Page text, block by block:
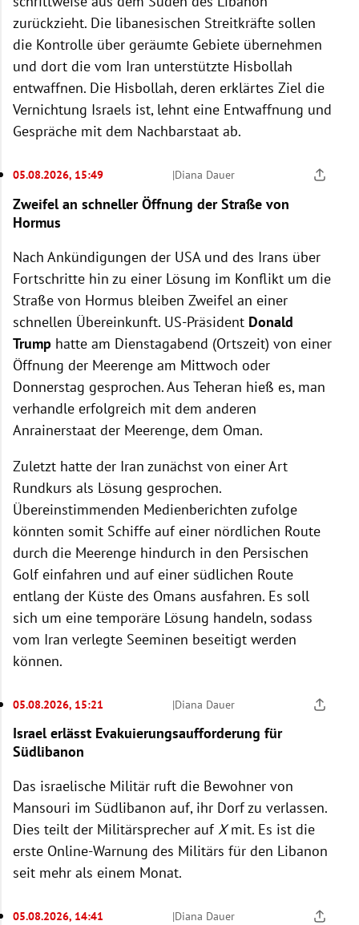
zurückzieht. Die libanesischen Streitkräfte sollen
die Kontrolle über geräumte Gebiete übernehmen
und dort die vom Iran unterstützte Hisbollah
entwaffnen. Die Hisbollah, deren erklärtes Ziel die
Vernichtung Israels ist, lehnt eine Entwaffnung und
Gespräche mit dem Nachbarstaat ab.
05.08.2026, 15:49 |Diana Dauer
Zweifel an schneller Öffnung der Straße von
Hormus
Nach Ankündigungen der USA und des Irans über
Fortschritte hin zu einer Lösung im Konflikt um die
Straße von Hormus bleiben Zweifel an einer
schnellen Übereinkunft. US-Präsident Donald
Trump hatte am Dienstagabend (Ortszeit) von einer
Öffnung der Meerenge am Mittwoch oder
Donnerstag gesprochen. Aus Teheran hieß es, man
verhandle erfolgreich mit dem anderen
Anrainerstaat der Meerenge, dem Oman.
Zuletzt hatte der Iran zunächst von einer Art
Rundkurs als Lösung gesprochen.
Übereinstimmenden Medienberichten zufolge
könnten somit Schiffe auf einer nördlichen Route
durch die Meerenge hindurch in den Persischen
Golf einfahren und auf einer südlichen Route
entlang der Küste des Omans ausfahren. Es soll
sich um eine temporäre Lösung handeln, sodass
vom Iran verlegte Seeminen beseitigt werden
können.
05.08.2026, 15:21 |Diana Dauer
Israel erlässt Evakuierungsaufforderung für
Südlibanon
Das israelische Militär ruft die Bewohner von
Mansouri im Südlibanon auf, ihr Dorf zu verlassen.
Dies teilt der Militärsprecher aufXmit. Es ist die
erste Online-Warnung des Militärs für den Libanon
seit mehr als einem Monat.
05.08.2026, 14:41 |Diana Dauer